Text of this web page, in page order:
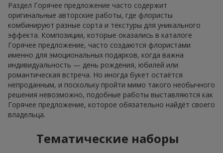
Раздел Горячее предложение часто содержит
оригинальные авторские работы, где флористы
комбинируют разные сорта и текстуры для уникального
эффекта. Композиции, которые оказались в каталоге
Горячее предложение, часто создаются флористами
именно для эмоциональных подарков, когда важна
индивидуальность — день рождения, юбилей или
романтическая встреча. Но иногда букет остаётся
непроданным, и поскольку пройти мимо такого необычного
решения невозможно, подобные работы выставляются как
Горячее предложение, которое обязательно найдёт своего
владельца.
Тематические наборы